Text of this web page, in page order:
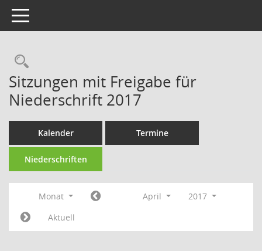
Toggle navigation
Rechercheauswahl
Sitzungen mit Freigabe für
Niederschrift 2017
Kalender Termine
Niederschriften
Monat April
2017
Aktuell